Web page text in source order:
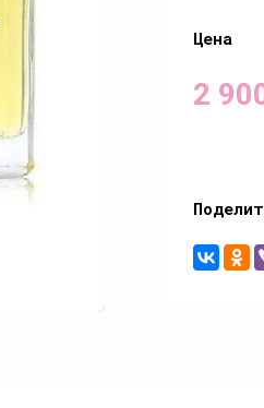
Цена
2